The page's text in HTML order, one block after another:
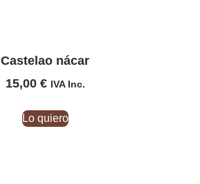
Castelao nácar
15,00 € IVA Inc.
Lo quiero